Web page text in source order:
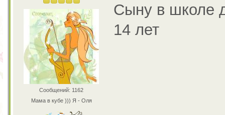
Сообщений: 1162
Мама в кубе ))) Я - Оля
Сыну в школе
14 лет